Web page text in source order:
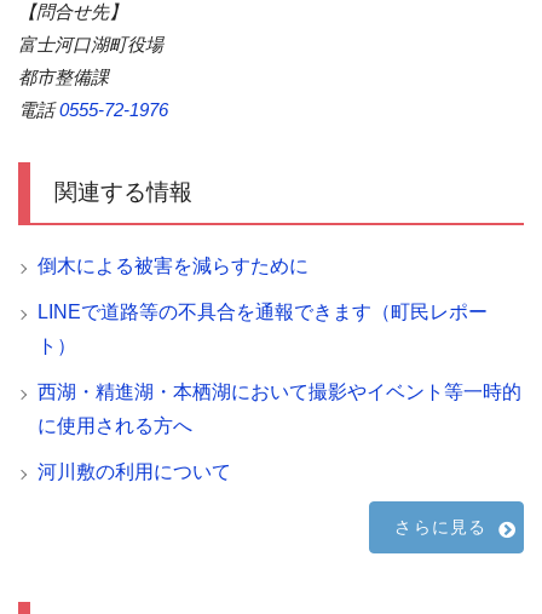
【問合せ先】
富士河口湖町役場
都市整備課
電話0555-72-1976
関連する情報
倒木による被害を減らすために
LINEで道路等の不具合を通報できます（町民レポー
ト）
西湖・精進湖・本栖湖において撮影やイベント等一時的
に使用される方へ
河川敷の利用について
さらに見る